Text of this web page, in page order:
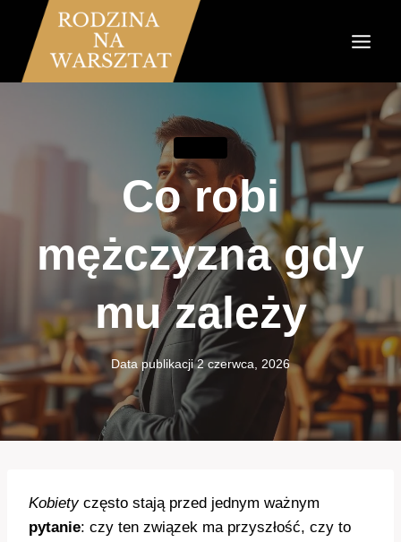
Przejdź
treści
Co robi
mężczyzna gdy
mu zależy
Data publikacji 2 czerwca, 2026
Kobietyczęsto stają przed jednym ważnym
pytanie: czy ten związek ma przyszłość, czy to